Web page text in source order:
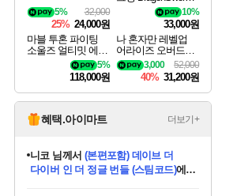
32,000
5%
25% 24,000원
10%
33,000원
마블 투혼 파이팅
소울즈 얼티밋 에디
션 MARVEL Tokon
Fighting Souls Ultima
5%
118,000원
나 혼자만 레벨업
어라이즈 오버드라
이브 디럭스 에디션
Solo Leveling Arise
Overdrive Deluxe Edi
tion
52,000
3,000
40% 31,200원
혜택.아이마트 더보기+
니코님께서 (본편포함) 데이브 더
다이버 인 더 정글 번들 (스팀코드)에